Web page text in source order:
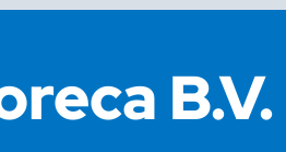
B.V.